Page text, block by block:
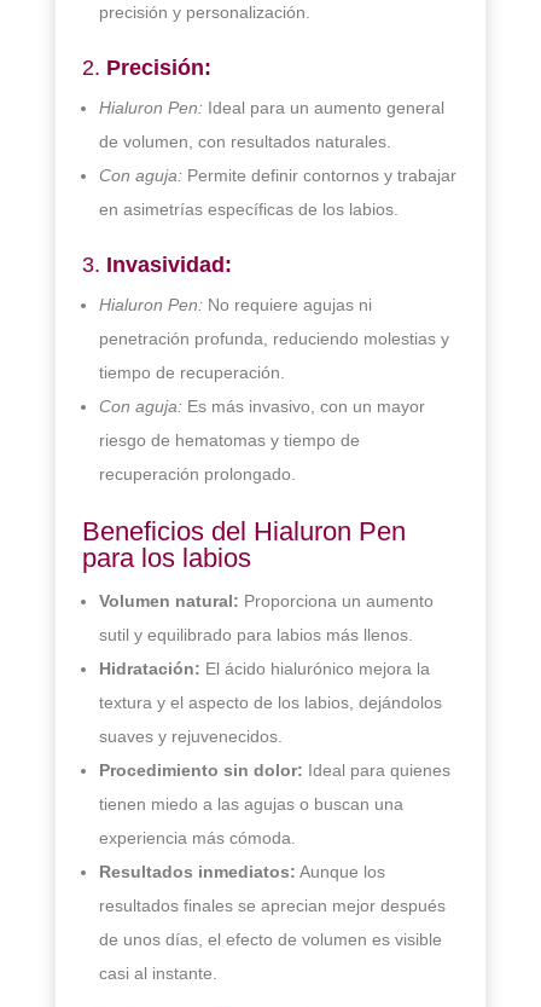
precisión y personalización.
2. Precisión:
Hialuron Pen: Ideal para un aumento general
de volumen, con resultados naturales.
Con aguja: Permite definir contornos y trabajar
en asimetrías específicas de los labios.
3. Invasividad:
Hialuron Pen: No requiere agujas ni
penetración profunda, reduciendo molestias y
tiempo de recuperación.
Con aguja: Es más invasivo, con un mayor
riesgo de hematomas y tiempo de
recuperación prolongado.
Beneficios del Hialuron Pen
para los labios
Volumen natural: Proporciona un aumento
sutil y equilibrado para labios más llenos.
Hidratación: El ácido hialurónico mejora la
textura y el aspecto de los labios, dejándolos
suaves y rejuvenecidos.
Procedimiento sin dolor: Ideal para quienes
tienen miedo a las agujas o buscan una
experiencia más cómoda.
Resultados inmediatos: Aunque los
resultados finales se aprecian mejor después
de unos días, el efecto de volumen es visible
casi al instante.